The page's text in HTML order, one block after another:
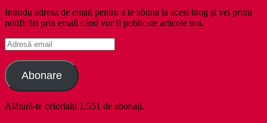
Introdu adresa de email pentru a te abona la acest blog și vei primi
notificări prin email când vor fi publicate articole noi.
Adresă
email
Abonare
Alătură-te celorlalți 1.551 de abonați.